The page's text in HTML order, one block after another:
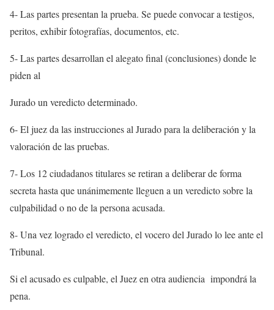
4- Las partes presentan la prueba. Se puede convocar a testigos,
peritos, exhibir fotografías, documentos, etc.
5- Las partes desarrollan el alegato final (conclusiones) donde le
piden al
Jurado un veredicto determinado.
6- El juez da las instrucciones al Jurado para la deliberación y la
valoración de las pruebas.
7- Los 12 ciudadanos titulares se retiran a deliberar de forma
secreta hasta que unánimemente lleguen a un veredicto sobre la
culpabilidad o no de la persona acusada.
8- Una vez logrado el veredicto, el vocero del Jurado lo lee ante el
Tribunal.
Si el acusado es culpable, el Juez en otra audiencia impondrá la
pena.